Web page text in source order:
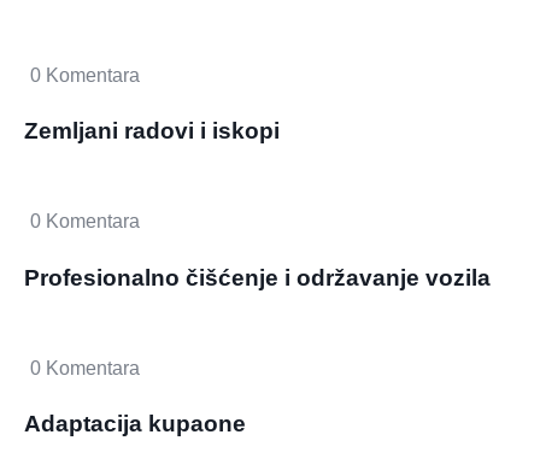
0 Komentara
Zemljani radovi i iskopi
0 Komentara
Profesionalno čišćenje i održavanje vozila
0 Komentara
Adaptacija kupaone